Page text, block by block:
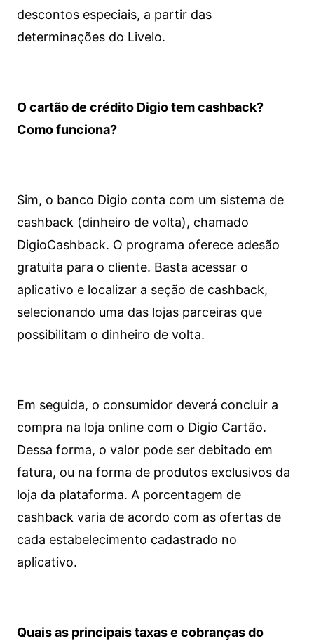
descontos especiais, a partir das
determinações do Livelo.
O cartão de crédito Digio tem cashback?
Como funciona?
Sim, o banco Digio conta com um sistema de
cashback (dinheiro de volta), chamado
DigioCashback. O programa oferece adesão
gratuita para o cliente. Basta acessar o
aplicativo e localizar a seção de cashback,
selecionando uma das lojas parceiras que
possibilitam o dinheiro de volta.
Em seguida, o consumidor deverá concluir a
compra na loja online com o Digio Cartão.
Dessa forma, o valor pode ser debitado em
fatura, ou na forma de produtos exclusivos da
loja da plataforma. A porcentagem de
cashback varia de acordo com as ofertas de
cada estabelecimento cadastrado no
aplicativo.
Quais as principais taxas e cobranças do